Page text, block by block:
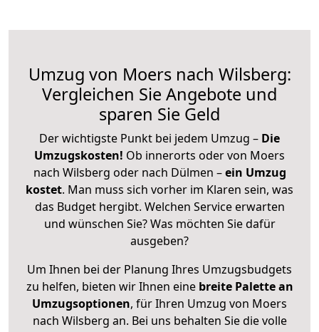
Umzug von Moers nach Wilsberg:
Vergleichen Sie Angebote und
sparen Sie Geld
Der wichtigste Punkt bei jedem Umzug – Die
Umzugskosten! Ob innerorts oder von Moers
nach Wilsberg oder nach Dülmen –ein Umzug
kostet. Man muss sich vorher im Klaren sein, was
das Budget hergibt. Welchen Service erwarten
und wünschen Sie? Was möchten Sie dafür
ausgeben?
Um Ihnen bei der Planung Ihres Umzugsbudgets
zu helfen, bieten wir Ihnen eine breite Palette an
Umzugsoptionen, für Ihren Umzug von Moers
nach Wilsberg an. Bei uns behalten Sie die volle